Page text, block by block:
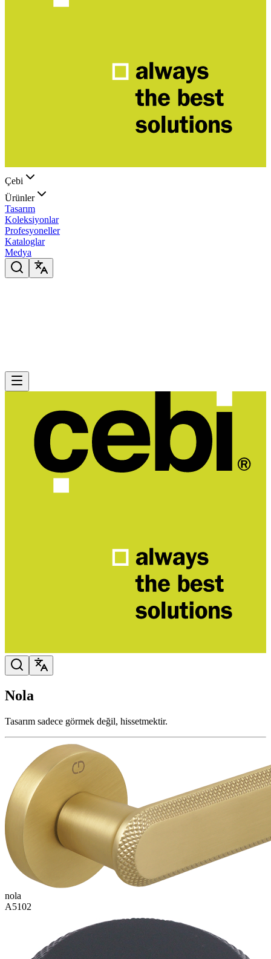
Çebi
Ürünler
Tasarım
Koleksiyonlar
Profesyoneller
Kataloglar
Medya
Nola
Tasarım sadece görmek değil, hissetmektir.
nola
A5102